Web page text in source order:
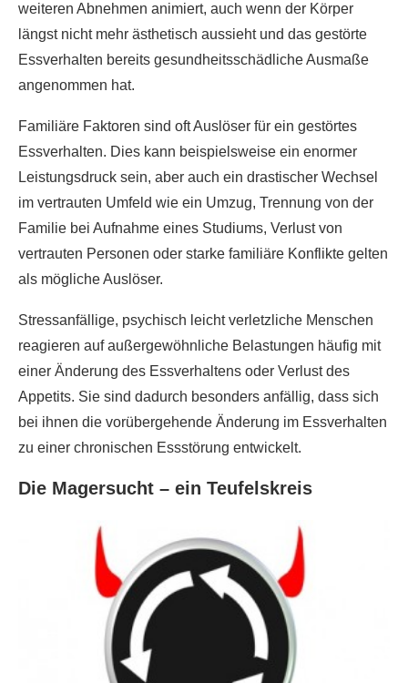
weiteren Abnehmen animiert, auch wenn der Körper
längst nicht mehr ästhetisch aussieht und das gestörte
Essverhalten bereits gesundheitsschädliche Ausmaße
angenommen hat.
Familiäre Faktoren sind oft Auslöser für ein gestörtes
Essverhalten. Dies kann beispielsweise ein enormer
Leistungsdruck sein, aber auch ein drastischer Wechsel
im vertrauten Umfeld wie ein Umzug, Trennung von der
Familie bei Aufnahme eines Studiums, Verlust von
vertrauten Personen oder starke familiäre Konflikte gelten
als mögliche Auslöser.
Stressanfällige, psychisch leicht verletzliche Menschen
reagieren auf außergewöhnliche Belastungen häufig mit
einer Änderung des Essverhaltens oder Verlust des
Appetits. Sie sind dadurch besonders anfällig, dass sich
bei ihnen die vorübergehende Änderung im Essverhalten
zu einer chronischen Essstörung entwickelt.
Die Magersucht – ein Teufelskreis